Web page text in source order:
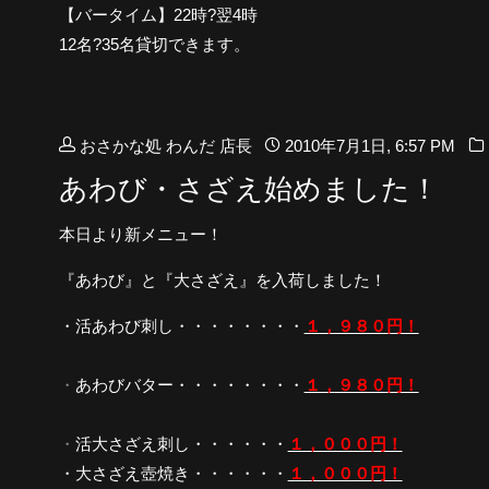
【バータイム】22時?翌4時
12名?35名貸切できます。
おさかな処 わんだ 店長 2010年7月1日, 6:57 PM
あわび・さざえ始めました！
本日より新メニュー！
『あわび』と『大さざえ』を入荷しました！
・活あわび刺し・・・・・・・・ １，９８０円！
・ あわびバター・・・・・・・・ １，９８０円！
・ 活大さざえ刺し・・・・・・ １，０００円！
・大さざえ壺焼き・・・・・・ １，０００円！